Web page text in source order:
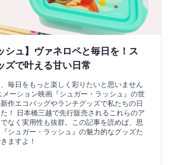
シュ】ヴァネロペと毎日を！ス
ズで叶える甘い日常
毎日をもっと楽しく彩りたいと思いません
ーション映画『シュガー・ラッシュ』の世
作エコバッグやランチグッズで私たちの日
！ 日本橋三越で先行販売されるこれらのア
なく実用性も抜群。この記事を読めば、思
シュガー・ラッシュ』の魅力的なグッズた
ますよ！